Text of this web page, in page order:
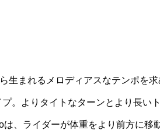
生まれるメロディアスなテンポを求
。よりタイトなターンとより長いト
、ライダーが体重をより前方に移